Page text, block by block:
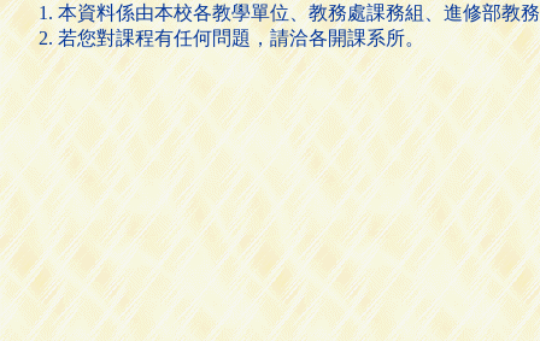
本資料係由本校各教學單位、教務處課務組、進修部教
若您對課程有任何問題，請洽各開課系所。